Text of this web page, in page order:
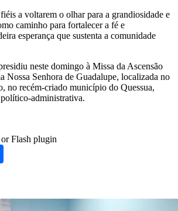
a voltarem o olhar para a grandiosidade e
caminho para fortalecer a fé e
esperança que sustenta a comunidade
neste domingo à Missa da Ascensão
Nossa Senhora de Guadalupe, localizada no
no recém-criado município do Quessua,
administrativa.
Flash plugin